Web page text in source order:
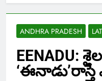
ANDHRA PRADESH
EENADU: